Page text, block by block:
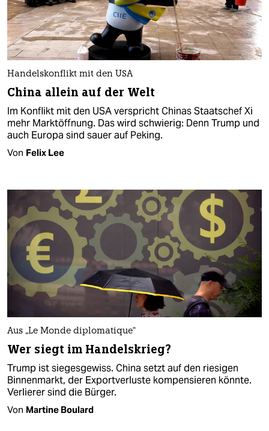
Handelskonflikt mit den USA
China allein auf der Welt
Im Konflikt mit den USA verspricht Chinas Staatschef Xi
mehr Marktöffnung. Das wird schwierig: Denn Trump und
auch Europa sind sauer auf Peking.
Von Felix Lee
Aus „Le Monde diplomatique“
Wer siegt im Handelskrieg?
Trump ist siegesgewiss. China setzt auf den riesigen
Binnenmarkt, der Exportverluste kompensieren könnte.
Verlierer sind die Bürger.
Von Martine Boulard